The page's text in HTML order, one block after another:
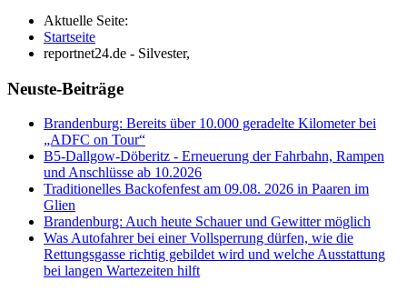
Aktuelle Seite:
Startseite
reportnet24.de - Silvester,
Neuste-Beiträge
Brandenburg: Bereits über 10.000 geradelte Kilometer bei
„ADFC on Tour“
B5-Dallgow-Döberitz - Erneuerung der Fahrbahn, Rampen
und Anschlüsse ab 10.2026
Traditionelles Backofenfest am 09.08. 2026 in Paaren im
Glien
Brandenburg: Auch heute Schauer und Gewitter möglich
Was Autofahrer bei einer Vollsperrung dürfen, wie die
Rettungsgasse richtig gebildet wird und welche Ausstattung
bei langen Wartezeiten hilft